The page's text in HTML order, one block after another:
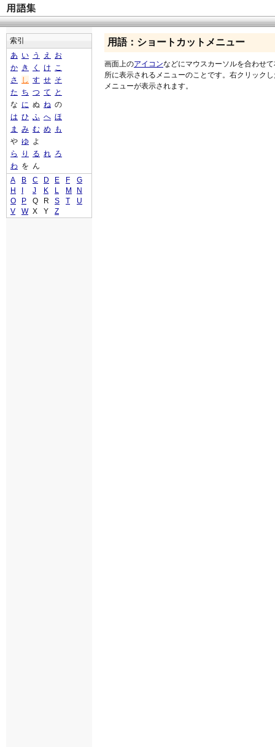
用語：ショートカットメニュー
画面上のアイコンなどにマウスカーソルを合わせ
所に表示されるメニューのことです。右クリック
メニューが表示されます。
索引
あ い う え
お
か き く け こ
さ
し す せ そ
た ち つ て
と
な に ぬ ね の
は ひ ふ へ ほ
ま
み む め
も
や ゆ よ
ら
り る れ ろ
わ を ん
A
B C D E F
G
H
J K L M
N
O
P Q R S T
U
V
W X Y Z